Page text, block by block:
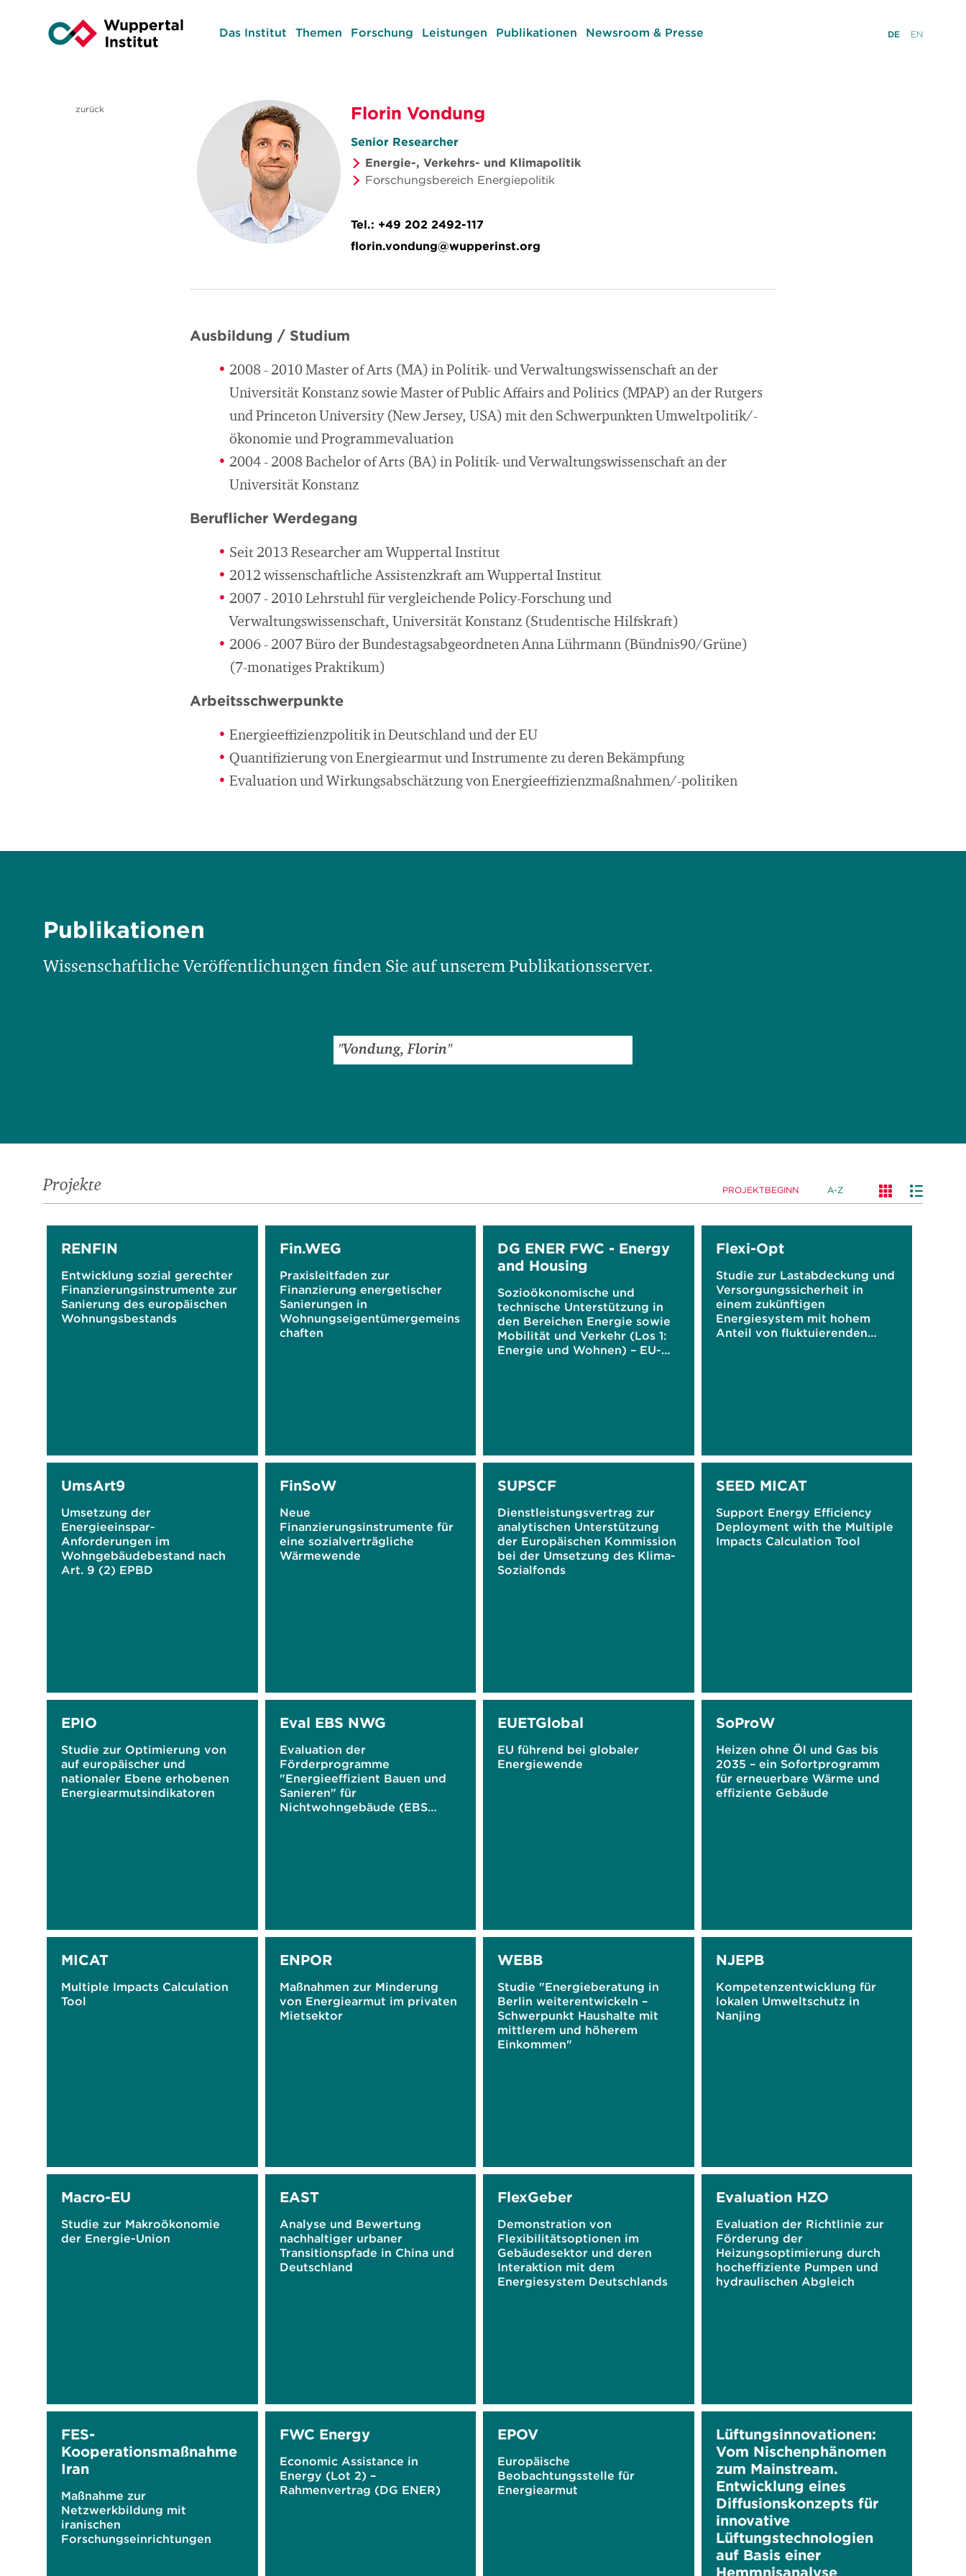
Das Institut Themen Forschung Leistungen Publikationen Newsroom & Presse DE EN
zurück Florin Vondung
Senior Researcher
Energie-, Verkehrs- und Klimapolitik
Forschungsbereich Energiepolitik
Tel.: +49 202 2492-117
florin.vondung@wupperinst.org
Ausbildung / Studium
2008 - 2010 Master of Arts (MA) in Politik- und Verwaltungswissenschaft an der
Universität Konstanz sowie Master of Public Affairs and Politics (MPAP) an der Rutgers
und Princeton University (New Jersey, USA) mit den Schwerpunkten Umweltpolitik/-
ökonomie und Programmevaluation
2004 - 2008 Bachelor of Arts (BA) in Politik- und Verwaltungswissenschaft an der
Universität Konstanz
Beruflicher Werdegang
Seit 2013 Researcher am Wuppertal Institut
2012 wissenschaftliche Assistenzkraft am Wuppertal Institut
2007 - 2010 Lehrstuhl für vergleichende Policy-Forschung und
Verwaltungswissenschaft, Universität Konstanz (Studentische Hilfskraft)
2006 - 2007 Büro der Bundestagsabgeordneten Anna Lührmann (Bündnis90/Grüne)
(7-monatiges Praktikum)
Arbeitsschwerpunkte
Energieeffizienzpolitik in Deutschland und der EU
Quantifizierung von Energiearmut und Instrumente zu deren Bekämpfung
Evaluation und Wirkungsabschätzung von Energieeffizienzmaßnahmen/-politiken
Publikationen
Wissenschaftliche Veröffentlichungen finden Sie auf unserem Publikationsserver.
Projekte PROJEKTBEGINN A-Z
RENFIN
Entwicklung sozial gerechter
Finanzierungsinstrumente zur
Sanierung des europäischen
Wohnungsbestands
Fin.WEG
Praxisleitfaden zur
Finanzierung energetischer
Sanierungen in
Wohnungseigentümergemeins
chaften
DG ENER FWC - Energy
and Housing
Sozioökonomische und
technische Unterstützung in
den Bereichen Energie sowie
Mobilität und Verkehr (Los 1:
Energie und Wohnen) – EU-
Flexi-Opt
Studie zur Lastabdeckung und
Versorgungssicherheit in
einem zukünftigen
Energiesystem mit hohem
Anteil von fluktuierenden
UmsArt9
Umsetzung der
Energieeinspar-
Anforderungen im
Wohngebäudebestand nach
Art. 9 (2) EPBD
FinSoW
Neue
Finanzierungsinstrumente für
eine sozialverträgliche
Wärmewende
SUPSCF
Dienstleistungsvertrag zur
analytischen Unterstützung
der Europäischen Kommission
bei der Umsetzung des Klima-
Sozialfonds
SEED MICAT
Support Energy Efficiency
Deployment with the Multiple
Impacts Calculation Tool
EPIO
Studie zur Optimierung von
auf europäischer und
nationaler Ebene erhobenen
Energiearmutsindikatoren
Eval EBS NWG
Evaluation der
Förderprogramme
"Energieeffizient Bauen und
Sanieren" für
Nichtwohngebäude (EBS
EUETGlobal
EU führend bei globaler
Energiewende
SoProW
Heizen ohne Öl und Gas bis
2035 – ein Sofortprogramm
für erneuerbare Wärme und
effiziente Gebäude
MICAT
Multiple Impacts Calculation
Tool
ENPOR
Maßnahmen zur Minderung
von Energiearmut im privaten
Mietsektor
WEBB
Studie "Energieberatung in
Berlin weiterentwickeln –
Schwerpunkt Haushalte mit
mittlerem und höherem
Einkommen"
NJEPB
Kompetenzentwicklung für
lokalen Umweltschutz in
Nanjing
Macro-EU
Studie zur Makroökonomie
der Energie-Union
EAST
Analyse und Bewertung
nachhaltiger urbaner
Transitionspfade in China und
Deutschland
FlexGeber
Demonstration von
Flexibilitätsoptionen im
Gebäudesektor und deren
Interaktion mit dem
Energiesystem Deutschlands
Evaluation HZO
Evaluation der Richtlinie zur
Förderung der
Heizungsoptimierung durch
hocheffiziente Pumpen und
hydraulischen Abgleich
FES-
Kooperationsmaßnahme
Iran
Maßnahme zur
Netzwerkbildung mit
iranischen
Forschungseinrichtungen
FWC Energy
Economic Assistance in
Energy (Lot 2) –
Rahmenvertrag (DG ENER)
EPOV
Europäische
Beobachtungsstelle für
Energiearmut
Lüftungsinnovationen:
Vom Nischenphänomen
zum Mainstream.
Entwicklung eines
Diffusionskonzepts für
innovative
Lüftungstechnologien
auf Basis einer
Hemmnisanalyse